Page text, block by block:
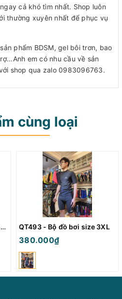
cả khó tìm nhất. Shop luôn
thường xuyên nhất để phục vụ
phẩm BDSM, gel bôi trơn, bao
em có nhu cầu về sản
shop qua zalo 0983096763.
cùng loại
QM0154 - Bộ đồ ngủ pijama nữ QT493 - Bộ đồ bơi size 3XL
380.000₫